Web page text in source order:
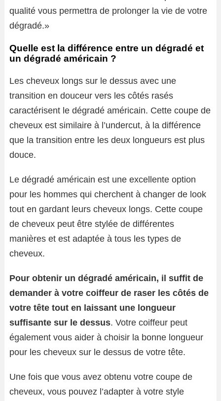
qualité vous permettra de prolonger la vie de votre
dégradé.»
Quelle est la différence entre un dégradé et
un dégradé américain ?
Les cheveux longs sur le dessus avec une
transition en douceur vers les côtés rasés
caractérisent le dégradé américain. Cette coupe de
cheveux est similaire à l’undercut, à la différence
que la transition entre les deux longueurs est plus
douce.
Le dégradé américain est une excellente option
pour les hommes qui cherchent à changer de look
tout en gardant leurs cheveux longs. Cette coupe
de cheveux peut être stylée de différentes
manières et est adaptée à tous les types de
cheveux.
Pour obtenir un dégradé américain, il suffit de
demander à votre coiffeur de raser les côtés de
votre tête tout en laissant une longueur
suffisante sur le dessus. Votre coiffeur peut
également vous aider à choisir la bonne longueur
pour les cheveux sur le dessus de votre tête.
Une fois que vous avez obtenu votre coupe de
cheveux, vous pouvez l’adapter à votre style